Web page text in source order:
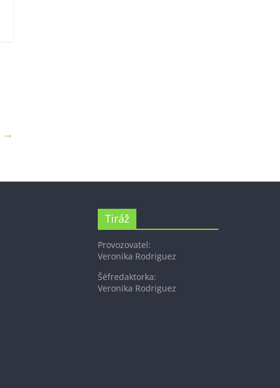
→
Tiráž
Provozovatel:
Veronika Rodriguez
Šéfredaktorka:
Veronika Rodriguez